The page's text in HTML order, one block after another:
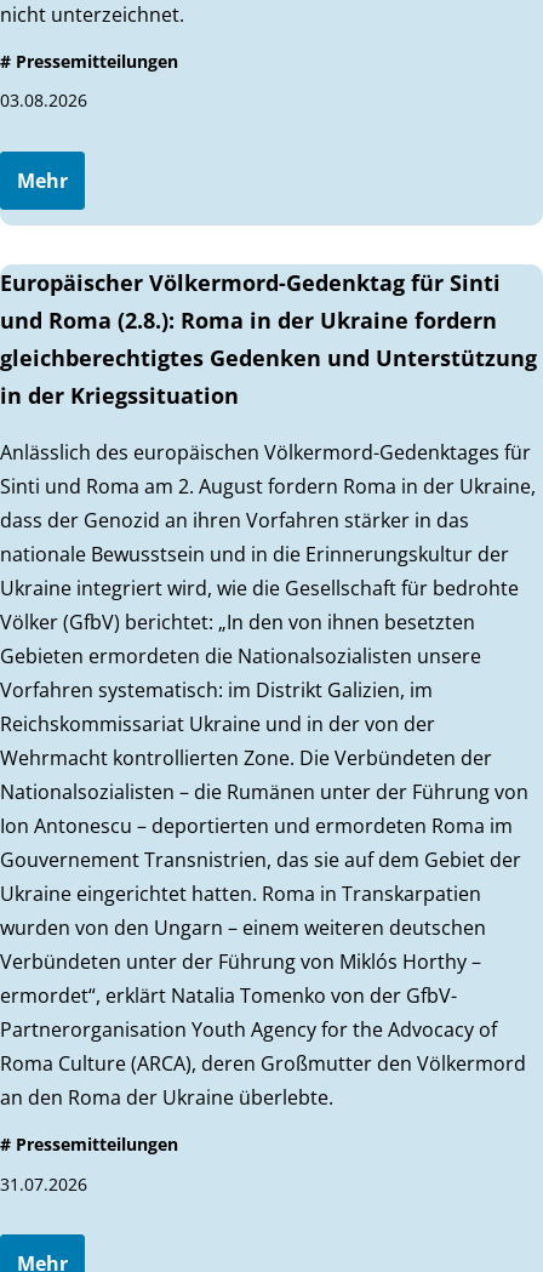
nicht unterzeichnet.
# Pressemitteilungen
03.08.2026
Mehr
Europäischer Völkermord-Gedenktag für Sinti
und Roma (2.8.): Roma in der Ukraine fordern
gleichberechtigtes Gedenken und Unterstützung
in der Kriegssituation
Anlässlich des europäischen Völkermord-Gedenktages für
Sinti und Roma am 2. August fordern Roma in der Ukraine,
dass der Genozid an ihren Vorfahren stärker in das
nationale Bewusstsein und in die Erinnerungskultur der
Ukraine integriert wird, wie die Gesellschaft für bedrohte
Völker (GfbV) berichtet: „In den von ihnen besetzten
Gebieten ermordeten die Nationalsozialisten unsere
Vorfahren systematisch: im Distrikt Galizien, im
Reichskommissariat Ukraine und in der von der
Wehrmacht kontrollierten Zone. Die Verbündeten der
Nationalsozialisten – die Rumänen unter der Führung von
Ion Antonescu – deportierten und ermordeten Roma im
Gouvernement Transnistrien, das sie auf dem Gebiet der
Ukraine eingerichtet hatten. Roma in Transkarpatien
wurden von den Ungarn – einem weiteren deutschen
Verbündeten unter der Führung von Miklós Horthy –
ermordet“, erklärt Natalia Tomenko von der GfbV-
Partnerorganisation Youth Agency for the Advocacy of
Roma Culture (ARCA), deren Großmutter den Völkermord
an den Roma der Ukraine überlebte.
# Pressemitteilungen
31.07.2026
Mehr